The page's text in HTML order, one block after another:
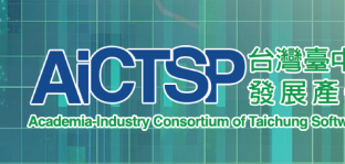
Skip
to
content
Search